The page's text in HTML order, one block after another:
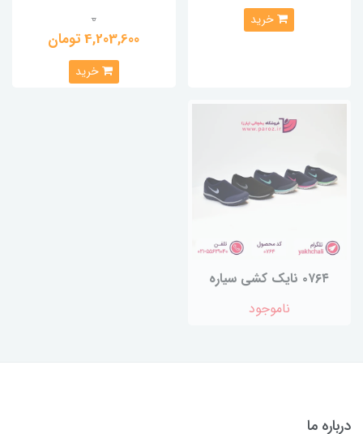
خرید 0
4,203,600 تومان
خرید
۰۷۶۴ نایک کشی سیاره
ناموجود
درباره ما